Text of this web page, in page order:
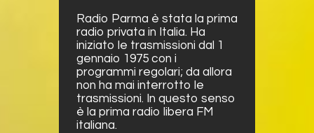
Radio Parma è stata la prima
radio privata in Italia. Ha
iniziato le trasmissioni dal 1
gennaio 1975 con i
programmi regolari; da allora
non ha mai interrotto le
trasmissioni. In questo senso
è la prima radio libera FM
italiana.